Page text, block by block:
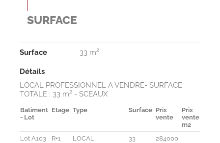
SURFACE
Surface 33 m²
Détails
LOCAL PROFESSIONNEL A VENDRE- SURFACE
TOTALE : 33 m² - SCEAUX
Batiment
- Lot
Etage Type Surface Prix
vente
Prix
vente
m2
Lot A103 R+1
LOCAL
33 284000